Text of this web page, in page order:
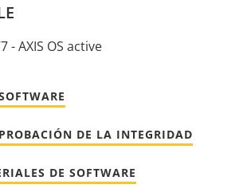
- AXIS OS active
DE LA INTEGRIDAD
DE SOFTWARE